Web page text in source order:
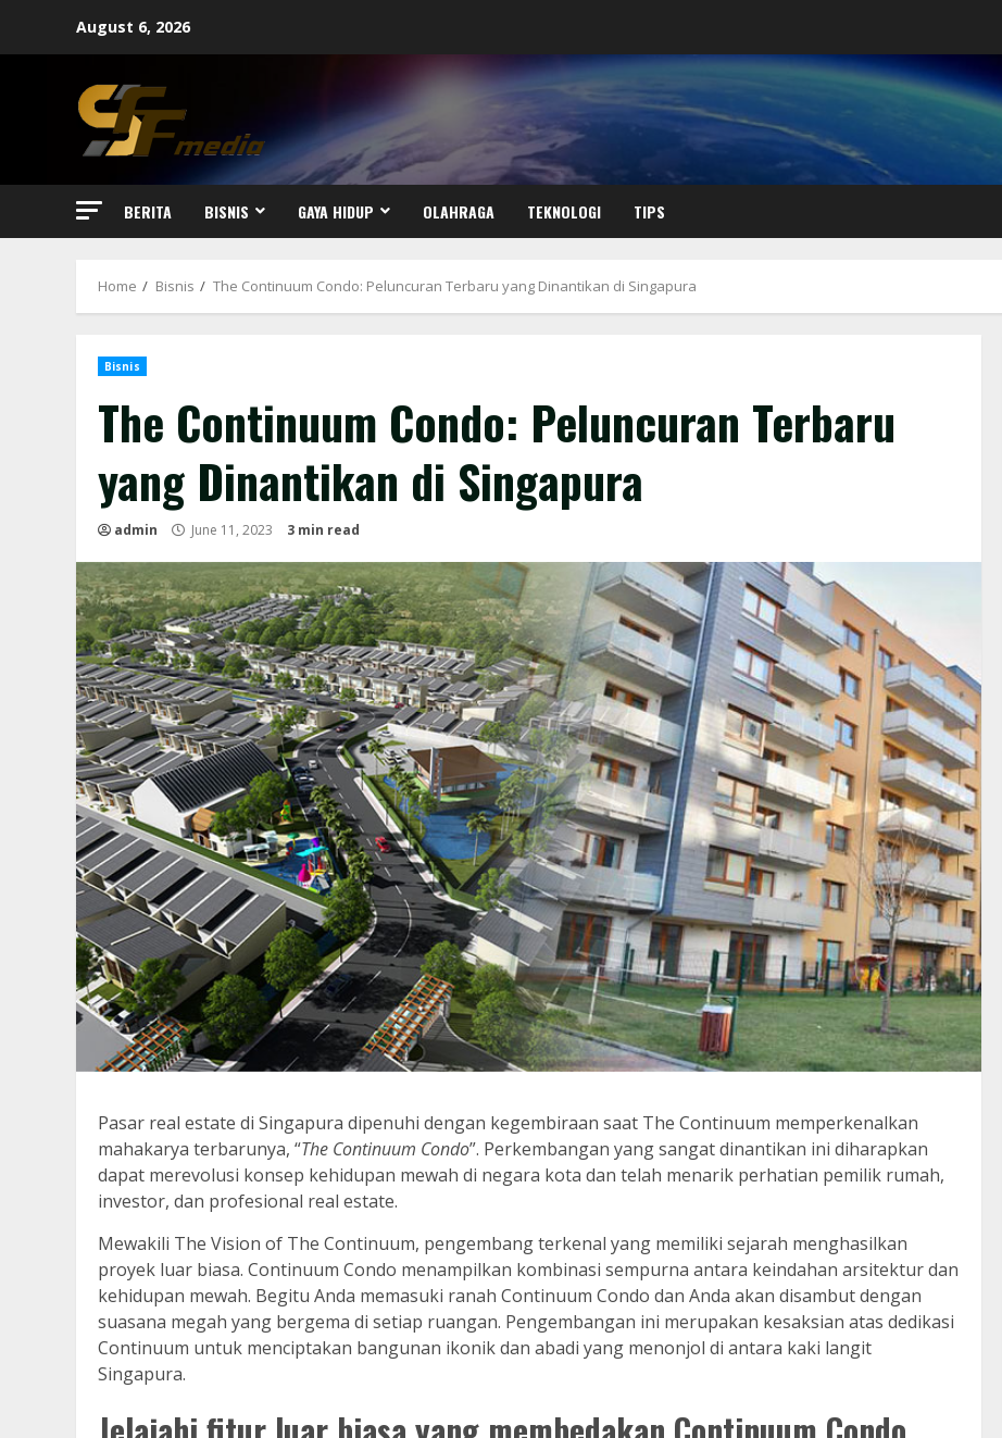
August 6, 2026
BERITA BISNIS GAYA HIDUP OLAHRAGA TEKNOLOGI TIPS
Home Bisnis The Continuum Condo: Peluncuran Terbaru yang Dinantikan di Singapura
Bisnis
The Continuum Condo: Peluncuran Terbaru
yang Dinantikan di Singapura
admin June 11, 2023 3 min read
Pasar real estate di Singapura dipenuhi dengan kegembiraan saat The Continuum memperkenalkan
mahakarya terbarunya, “The Continuum Condo”. Perkembangan yang sangat dinantikan ini diharapkan
dapat merevolusi konsep kehidupan mewah di negara kota dan telah menarik perhatian pemilik rumah,
investor, dan profesional real estate.
Mewakili The Vision of The Continuum, pengembang terkenal yang memiliki sejarah menghasilkan
proyek luar biasa. Continuum Condo menampilkan kombinasi sempurna antara keindahan arsitektur dan
kehidupan mewah. Begitu Anda memasuki ranah Continuum Condo dan Anda akan disambut dengan
suasana megah yang bergema di setiap ruangan. Pengembangan ini merupakan kesaksian atas dedikasi
Continuum untuk menciptakan bangunan ikonik dan abadi yang menonjol di antara kaki langit
Singapura.